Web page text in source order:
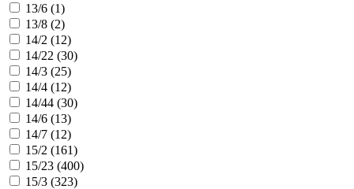
13/6 (1)
13/8 (2)
14/2 (12)
14/22 (30)
14/3 (25)
14/4 (12)
14/44 (30)
14/6 (13)
14/7 (12)
15/2 (161)
15/23 (400)
15/3 (323)